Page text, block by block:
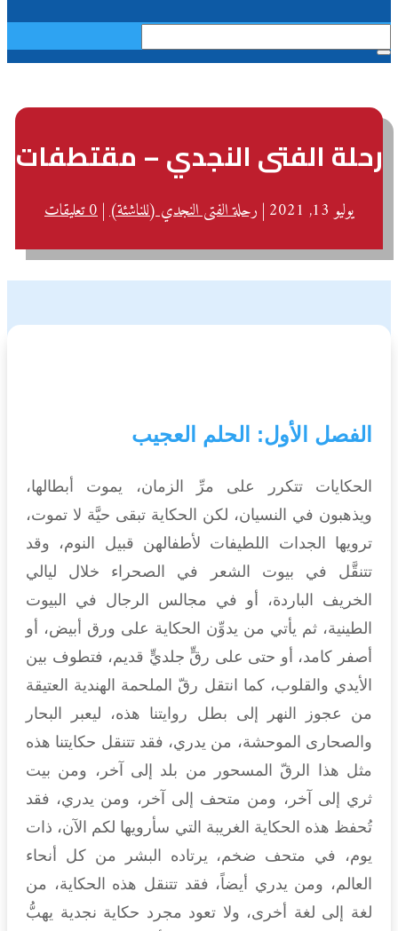
رحلة الفتى النجدي – مقتطفات
يوليو 13, 2021 | رحلة الفتى النجدي (للناشئة)|0 تعليقات
الفصل الأول: الحلم العجيب
الحكايات تتكرر على مرِّ الزمان، يموت أبطالها،
ويذهبون في النسيان، لكن الحكاية تبقى حيَّة لا تموت،
ترويها الجدات اللطيفات لأطفالهن قبيل النوم، وقد
تتنقَّل في بيوت الشعر في الصحراء خلال ليالي
الخريف الباردة، أو في مجالس الرجال في البيوت
الطينية، ثم يأتي من يدوِّن الحكاية على ورق أبيض، أو
أصفر كامد، أو حتى على رقٍّ جلديٍّ قديم، فتطوف بين
الأيدي والقلوب، كما انتقل رقّ الملحمة الهندية العتيقة
من عجوز النهر إلى بطل روايتنا هذه، ليعبر البحار
والصحارى الموحشة، من يدري، فقد تتنقل حكايتنا هذه
مثل هذا الرقّ المسحور من بلد إلى آخر، ومن بيت
ثري إلى آخر، ومن متحف إلى آخر، ومن يدري، فقد
تُحفظ هذه الحكاية الغريبة التي سأرويها لكم الآن، ذات
يوم، في متحف ضخم، يرتاده البشر من كل أنحاء
العالم، ومن يدري أيضاً، فقد تتنقل هذه الحكاية، من
لغة إلى لغة أخرى، ولا تعود مجرد حكاية نجدية يهبُّ